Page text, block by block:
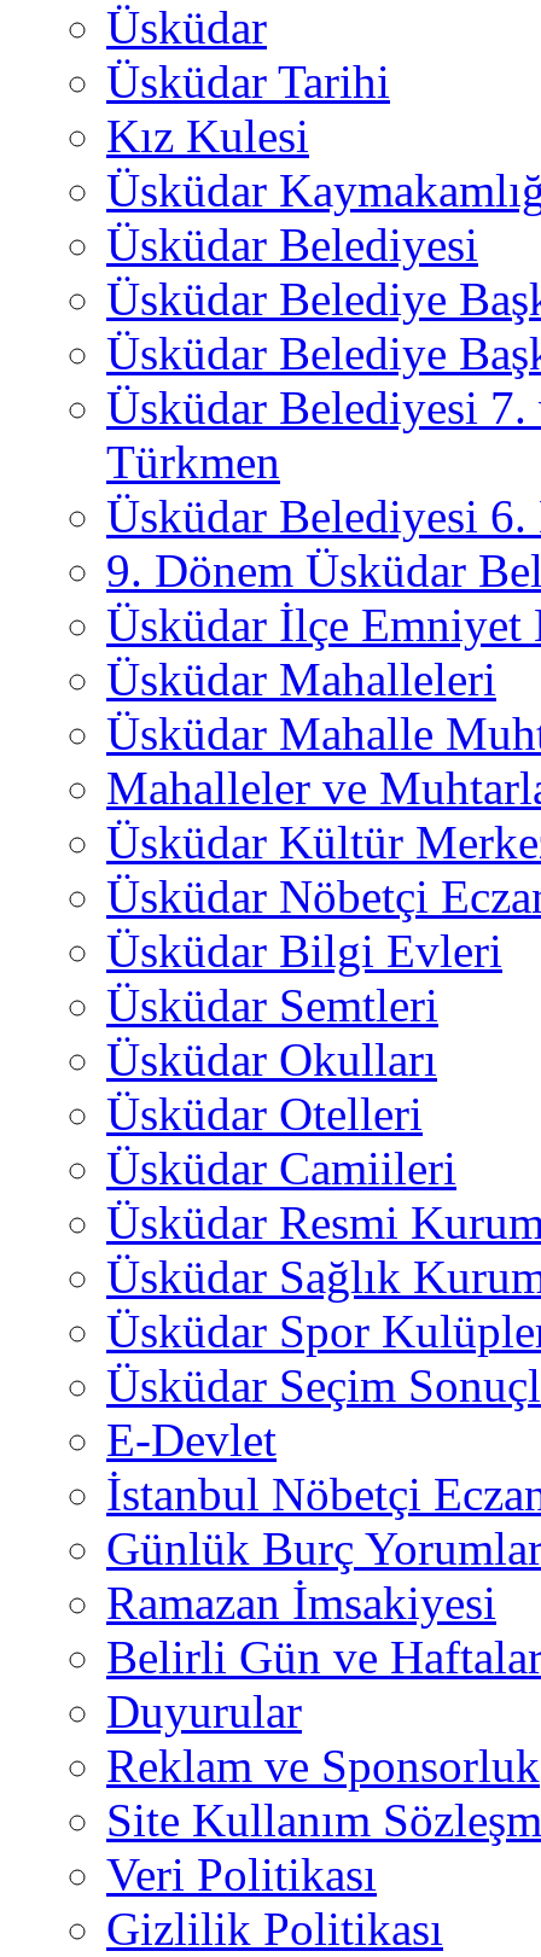
Üsküdar
Üsküdar Tarihi
Kız Kulesi
Üsküdar
Üsküdar Belediyesi
Üsküdar Belediye
Üsküdar Belediye
Üsküdar Belediyesi
Türkmen
Üsküdar Belediyesi 6.
9. Dönem Üsküdar
Üsküdar İlçe
Üsküdar Mahalleleri
Üsküdar Mahalle
Mahalleler ve
Üsküdar Kültür
Üsküdar Nöbetçi
Üsküdar Bilgi Evleri
Üsküdar Semtleri
Üsküdar Okulları
Üsküdar Otelleri
Üsküdar Camiileri
Üsküdar Resmi
Üsküdar Sağlık
Üsküdar Spor
Üsküdar Seçim
E-Devlet
İstanbul Nöbetçi
Günlük Burç
Ramazan İmsakiyesi
Belirli Gün ve
Duyurular
Reklam ve Sponsorluk
Site Kullanım
Veri Politikası
Gizlilik Politikası